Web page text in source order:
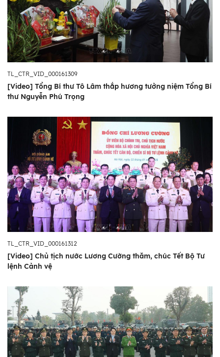
TL_CTR_VID_000161309
[Video] Tổng Bí thư Tô Lâm thắp hương tưởng niệm Tổng Bí
thư Nguyễn Phú Trọng
TL_CTR_VID_000161312
[Video] Chủ tịch nước Lương Cường thăm, chúc Tết Bộ Tư
lệnh Cảnh vệ